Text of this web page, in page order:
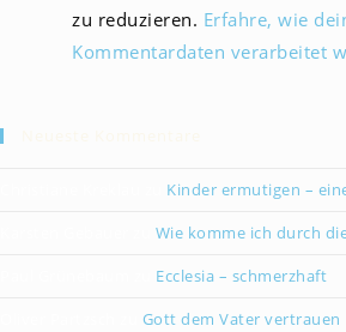
zu reduzieren. Erfahre, wie
Kommentardaten verarbeitet
Kinder ermutigen –
Wie komme ich durch
Ecclesia – schmerzhaft
Gott dem Vater vertrauen